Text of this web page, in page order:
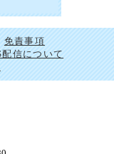
免責事項
配信について